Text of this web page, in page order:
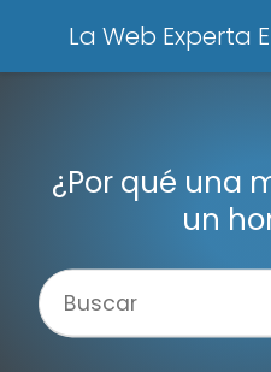
La Web Experta
¿Por qué una
un